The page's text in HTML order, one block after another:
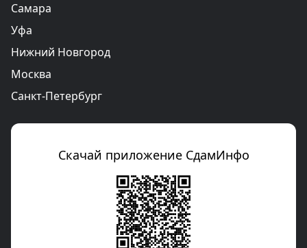
Самара
Уфа
Нижний Новгород
Москва
Санкт-Петербург
Скачай приложение СдамИнфо